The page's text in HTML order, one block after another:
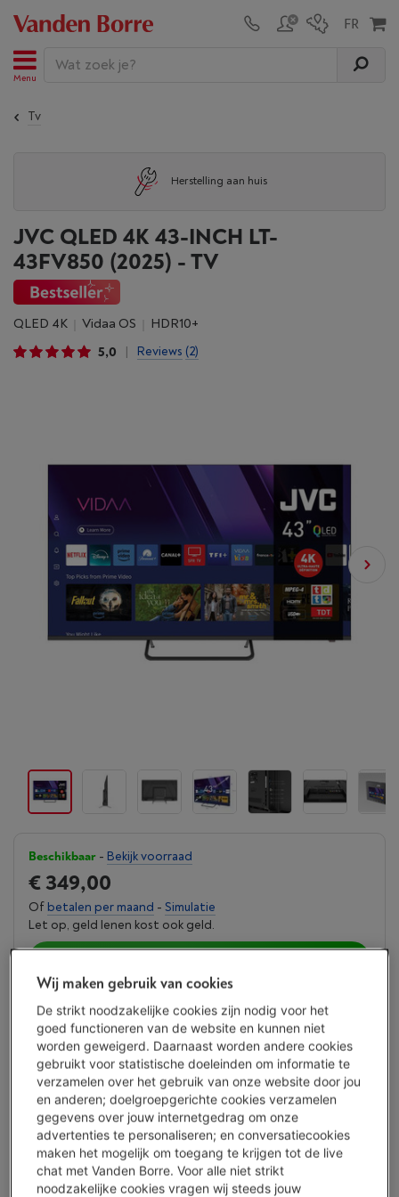
Menu
Tv
Herstelling aan huis
JVC QLED 4K 43-INCH LT-
43FV850 (2025) - TV
QLED 4K Vidaa OS
HDR10+
5,0
Reviews (2)
Beschikbaar - Bekijk voorraad
€ 349,00
Of betalen per maand - Simulatie
Let op, geld lenen kost ook geld.
Vergelijken
Vanden Borre Life Groot elektro + tv
€ 16,99/ maand
Verleng de levensduur van je toestellen met één abonnement
Dit product wordt5 jaarna aankoop gedekt.
Meer info
Wij maken gebruik van cookies
De strikt noodzakelijke cookies zijn nodig voor het
goed functioneren van de website en kunnen niet
worden geweigerd. Daarnaast worden andere cookies
gebruikt voor statistische doeleinden om informatie te
verzamelen over het gebruik van onze website door jou
en anderen; doelgroepgerichte cookies verzamelen
gegevens over jouw internetgedrag om onze
advertenties te personaliseren; en conversatiecookies
maken het mogelijk om toegang te krijgen tot de live
chat met Vanden Borre. Voor alle niet strikt
noodzakelijke cookies vragen wij steeds jouw